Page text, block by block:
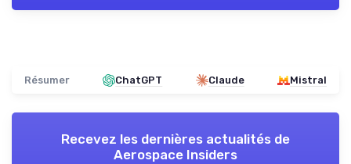
Résumer ChatGPT Claude Mistral
Recevez les dernières actualités de
Aerospace Insiders